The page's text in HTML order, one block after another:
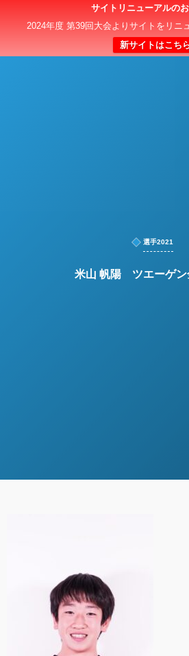
サイトリニューアルの
2024年度 第39回大会よりサイトをリニ
新サイトはこち
日本クラブユースサッカー選
選手2021
米山 帆陽 ツエーゲン